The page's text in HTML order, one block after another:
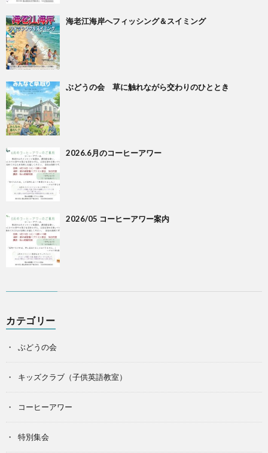
海老江海岸へフィッシング＆スイミング
ぶどうの会 草に触れながら交わりのひととき
2026.6月のコーヒーアワー
2026/05 コーヒーアワー案内
カテゴリー
ぶどうの会
キッズクラブ（子供英語教室）
コーヒーアワー
特別集会